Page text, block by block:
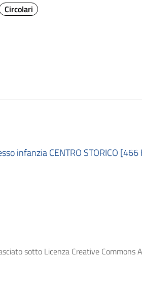
Circolari
infanzia CENTRO STORICO [466
sotto Licenza Creative Commons